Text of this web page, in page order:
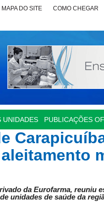
MAPA DO SITE COMO CHEGAR
UNIDADES PUBLICAÇÕES
da Eurofarma, reuniu
de unidades de saúde da